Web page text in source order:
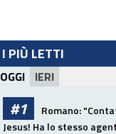
I PIÙ LETTI
OGGI IERI
#1
Romano:
Jesus! Ha lo stesso